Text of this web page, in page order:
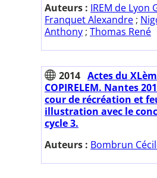
Auteurs : IREM de Lyon
Franquet Alexandre ;
Anthony ; Thomas René
2014 Actes du
COPIRELEM. Nantes
cour de récréation et
illustration avec le
cycle 3.
Auteurs : Bombrun